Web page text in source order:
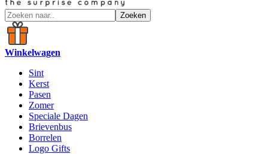
Zoeken
Winkelwagen
Sint
Kerst
Pasen
Zomer
Speciale Dagen
Brievenbus
Borrelen
Logo Gifts